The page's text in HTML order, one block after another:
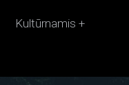
Kultūrnamis